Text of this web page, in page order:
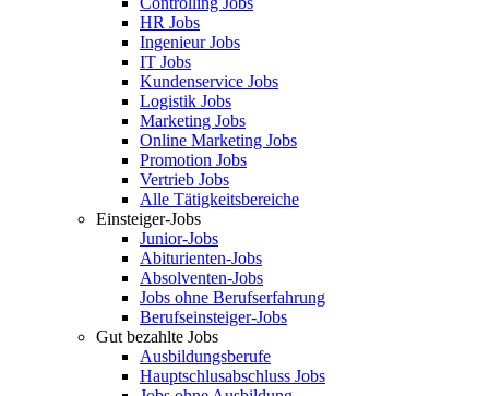
HR Jobs
Ingenieur Jobs
IT Jobs
Kundenservice Jobs
Logistik Jobs
Marketing Jobs
Online Marketing Jobs
Promotion Jobs
Vertrieb Jobs
Alle Tätigkeitsbereiche
Einsteiger-Jobs
Junior-Jobs
Abiturienten-Jobs
Absolventen-Jobs
Jobs ohne Berufserfahrung
Berufseinsteiger-Jobs
Gut bezahlte Jobs
Ausbildungsberufe
Hauptschlusabschluss Jobs